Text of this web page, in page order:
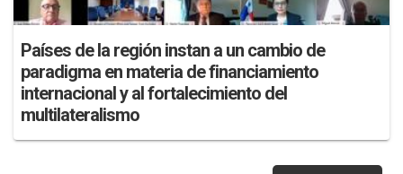
Países de la región instan a un cambio de
paradigma en materia de financiamiento
internacional y al fortalecimiento del
multilateralismo